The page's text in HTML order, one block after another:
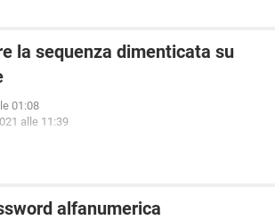
la sequenza dimenticata su
01:08
alle 11:39
alfanumerica